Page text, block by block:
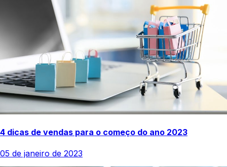
4 dicas de vendas para o começo do ano 2023
05 de janeiro de 2023